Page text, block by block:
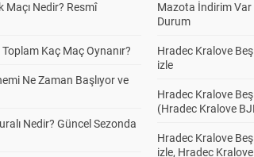
Maçı Nedir? Resmî
Kaç Maç Oynanır?
Ne Zaman Başlıyor ve
Nedir? Güncel Sezonda
Mazota İndirim Var
Durum
Hradec Kralove
izle
Hradec Kralove
(Hradec Kralove
Hradec Kralove
izle, Hradec